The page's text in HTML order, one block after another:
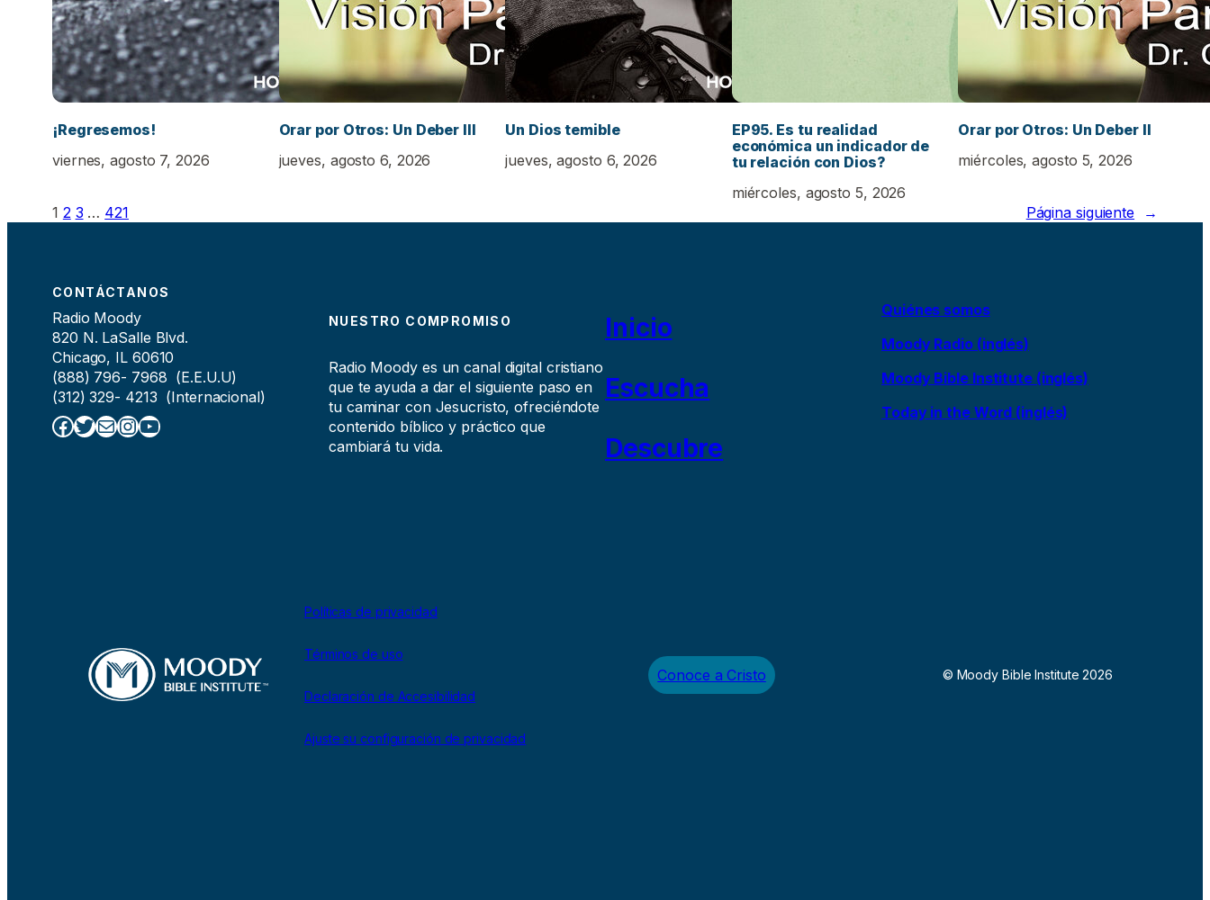
¡Regresemos!
viernes, agosto 7, 2026
Orar por Otros: Un Deber III
jueves, agosto 6, 2026
Un Dios temible
jueves, agosto 6, 2026
EP95. Es tu realidad
económica un indicador de
tu relación con Dios?
miércoles, agosto 5, 2026
Orar por Otros: Un Deber II
miércoles, agosto 5, 2026
1 2 3 … 421 Página siguiente →
CONTÁCTANOS
Radio Moody
820 N. LaSalle Blvd.
Chicago, IL 60610
(888) 796- 7968 (E.E.U.U)
(312) 329- 4213 (Internacional)
Facebook Twitter Correo electrónico InstagramYouTube
NUESTRO COMPROMISO
Radio Moody es un canal digital cristiano
que te ayuda a dar el siguiente paso en
tu caminar con Jesucristo, ofreciéndote
contenido bíblico y práctico que
cambiará tu vida.
Inicio
Escucha
Descubre
Quiénes somos
Moody Radio (inglés)
Moody Bible Institute (inglés)
Today in the Word (inglés)
Políticas de privacidad
Términos de uso
Declaración de Accesibilidad
Ajuste su configuración de privacidad
Conoce a Cristo © Moody Bible Institute 2026